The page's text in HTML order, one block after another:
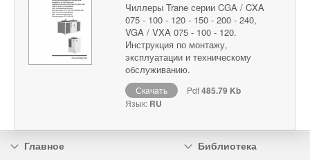
Чиллеры Trane серии CGA / CXA
075 - 100 - 120 - 150 - 200 - 240,
VGA / VXA 075 - 100 - 120.
Инструкция по монтажу,
эксплуатации и техническому
обслуживанию.
Скачать Pdf485.79 Kb
Язык: RU
Главное
Библиотека